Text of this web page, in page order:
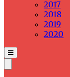
2017
2018
2019
2020